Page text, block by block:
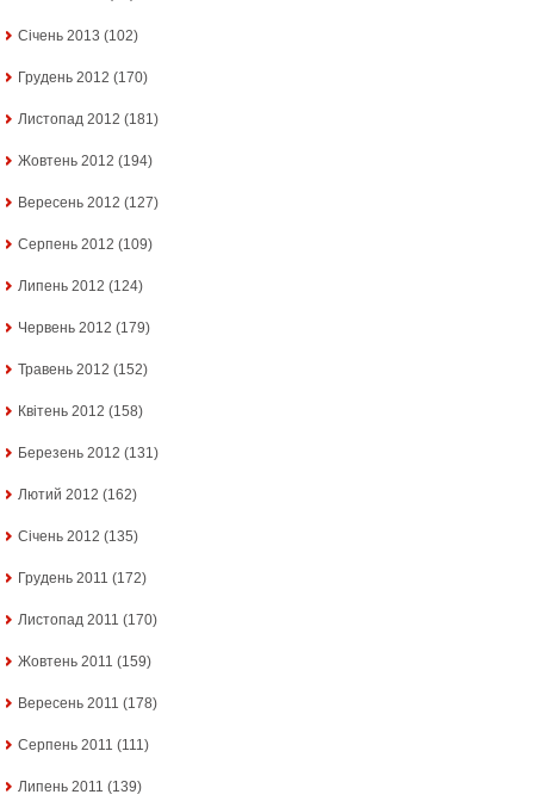
Січень 2013 (102)
Грудень 2012 (170)
Листопад 2012 (181)
Жовтень 2012 (194)
Вересень 2012 (127)
Серпень 2012 (109)
Липень 2012 (124)
Червень 2012 (179)
Травень 2012 (152)
Квітень 2012 (158)
Березень 2012 (131)
Лютий 2012 (162)
Січень 2012 (135)
Грудень 2011 (172)
Листопад 2011 (170)
Жовтень 2011 (159)
Вересень 2011 (178)
Серпень 2011 (111)
Липень 2011 (139)